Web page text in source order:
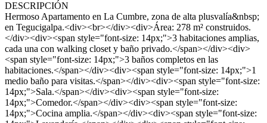
DESCRIPCIÓN
Hermoso Apartamento en La Cumbre, zona de alta plusvalía&nbsp;
en Tegucigalpa.<div><br></div><div>Área: 278 m² construidos.
</div><div><span style="font-size: 14px;">3 habitaciones amplias,
cada una con walking closet y baño privado.</span></div><div>
<span style="font-size: 14px;">3 baños completos en las
habitaciones.</span></div><div><span style="font-size: 14px;">1
medio baño para visitas.</span></div><div><span style="font-size:
14px;">Sala.</span></div><div><span style="font-size:
14px;">Comedor.</span></div><div><span style="font-size:
14px;">Cocina amplia.</span></div><div><span style="font-size: